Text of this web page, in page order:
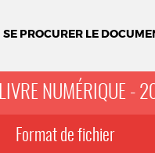
SE PROCURER LE
LIVRE NUMÉRIQUE -
Format de fichier